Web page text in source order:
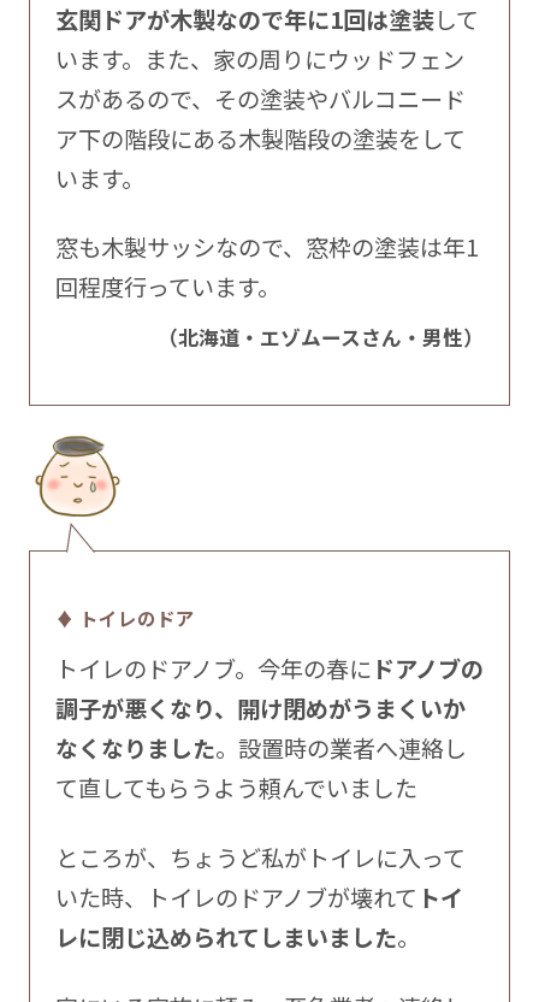
玄関ドアが木製なので年に1回は塗装して
います。また、家の周りにウッドフェン
スがあるので、その塗装やバルコニード
ア下の階段にある木製階段の塗装をして
います。
窓も木製サッシなので、窓枠の塗装は年1
回程度行っています。
（北海道・エゾムースさん・男性）
♦ トイレのドア
トイレのドアノブ。今年の春に ドアノブの
調子が悪くなり、開け閉めがうまくいか
なくなりました。設置時の業者へ連絡し
て直してもらうよう頼んでいました
ところが、ちょうど私がトイレに入って
いた時、トイレのドアノブが壊れて トイ
レに閉じ込められてしまいました。